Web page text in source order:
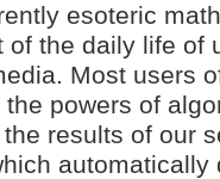
esoteric
of the daily life of
Most users
powers of
results of our